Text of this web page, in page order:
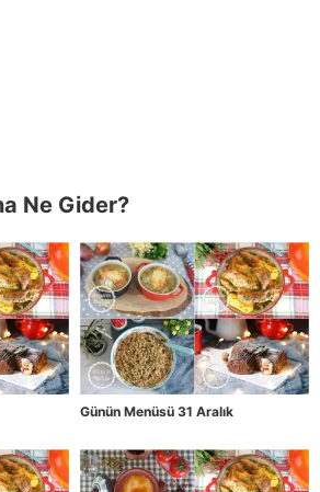
Ne Gider?
Günün Menüsü 31 Aralık